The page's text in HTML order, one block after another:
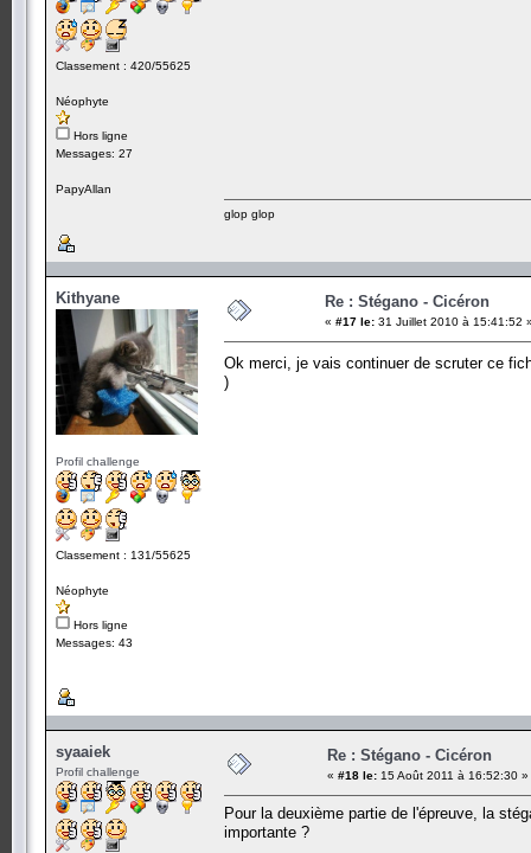
Classement : 420/55625
Néophyte
Hors ligne
Messages: 27
PapyAllan
glop glop
Kithyane
Profil challenge
Classement : 131/55625
Néophyte
Hors ligne
Messages: 43
Re : Stégano - Cicéron
« #17 le: 31 Juillet 2010 à 15:41:52
Ok merci, je vais continuer de scruter ce
)
syaaiek
Profil challenge
Re : Stégano - Cicéron
« #18 le: 15 Août 2011 à 16:52:30 »
Pour la deuxième partie de l'épreuve, la
importante ?